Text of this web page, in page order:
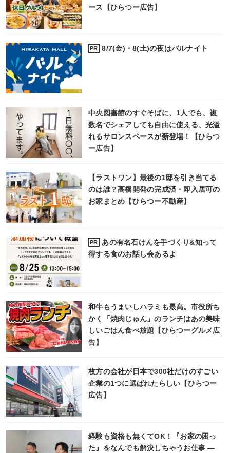
ース【ひらつー広告】
PR 8/7(金)・8(土)の夜はバルナイト
中央図書館のすぐそばに、1人でも、複
数名でシェアしても自由に使える、光溢
れるサロンスペースが新登場！【ひらつ
ー広告】
【ラストワン】最後の1邸を引き当てる
のは誰？高橋開発の完成済・即入居可の
お家まとめ【ひらつー不動産】
PR
あの有名石けんを手づくり&知って
得する食のお話し会あるよ
和牛もうまいしハラミも最高。市役所ち
かく「焼肉じゅん」のランチはあの美味
しいごはん食べ放題【ひらつーグルメ広
告】
枚方の会社が日本で300社だけのすごい
企業の1つに選ばれたらしい【ひらつー
広告】
経験も資格も無くてOK！『お家の困っ
た』をなんでも解決しちゃうお仕事 ―